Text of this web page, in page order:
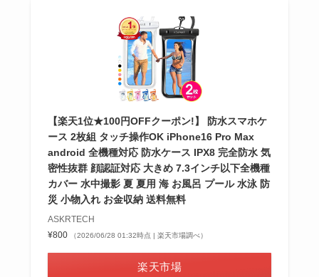
【楽天1位★100円OFFクーポン!】 防水スマホケ
ース 2枚組 タッチ操作OK iPhone16 Pro Max
android 全機種対応 防水ケース IPX8 完全防水 気
密性抜群 顔認証対応 大きめ 7.3インチ以下全機種
カバー 水中撮影 夏 夏用 海 お風呂 プール 水泳 防
災 小物入れ お金収納 送料無料
ASKRTECH
¥800
（2026/06/28 01:32時点 | 楽天市場調べ）
楽天市場